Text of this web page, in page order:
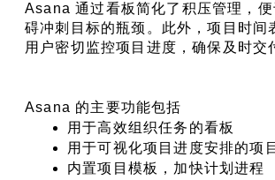
Asana 通过看板简化了积压管理，便
碍冲刺目标的瓶颈。此外，项目时间
用户密切监控项目进度，确保及时交
Asana 的主要功能包括
用于高效组织任务的看板
用于可视化项目进度安排的项
内置项目模板，加快计划进程